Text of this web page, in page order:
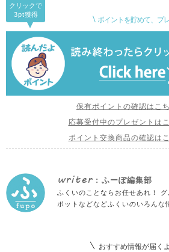
ポイントを貯めて、プ
クリックで
3pt獲得
保有ポイントの確認はこ
応募受付中のプレゼントは
ポイント交換商品の確認は
writer : ふーぽ編集部
ふくいのことならお任せあれ！
ポットなどなどふくいのいろんな
おすすめ情報が届くよ